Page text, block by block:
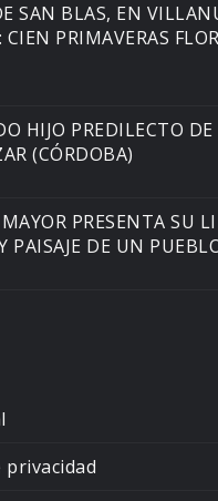
SAN BLAS, EN
CIEN PRIMAVERAS
HIJO PREDILECTO
(CÓRDOBA)
PRESENTA SU
PAISAJE DE UN
privacidad